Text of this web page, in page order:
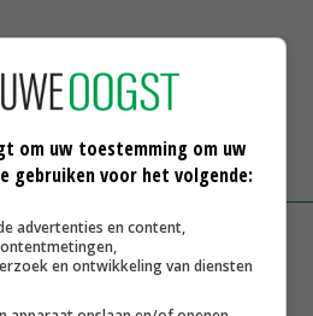
A-ware en Amalthea gaat
meer balans’
om uw toestemming om uw
gebruiken voor het volgende:
advertenties en content,
en ontwikkeling van diensten